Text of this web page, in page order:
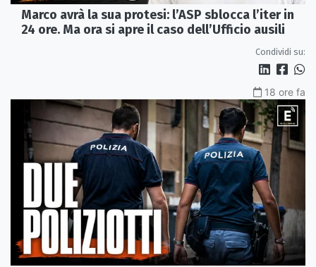
Marco avrà la sua protesi: l’ASP sblocca l’iter in
24 ore. Ma ora si apre il caso dell’Ufficio ausili
Condividi su:
18 ore fa